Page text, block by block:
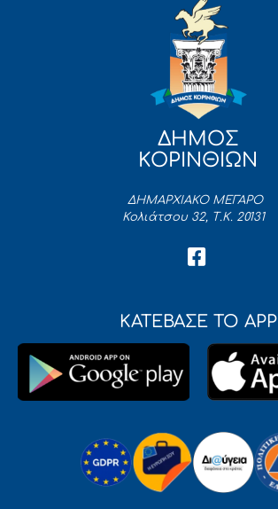
ΔΗΜΟΣ
ΚΟΡΙΝΘΙΩΝ
ΔΗΜΑΡΧΙΑΚΟ ΜΕΓΑΡΟ
Κολιάτσου 32, Τ.Κ. 20131
ΚΑΤΕΒΑΣΕ ΤΟ APP